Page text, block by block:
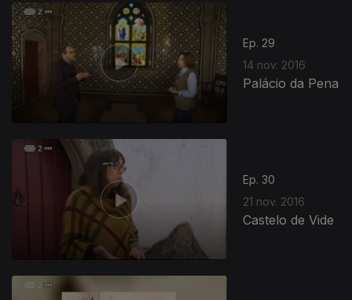
Ep. 29
14 nov. 2016
Palácio da Pena
Ep. 30
21 nov. 2016
Castelo de Vide